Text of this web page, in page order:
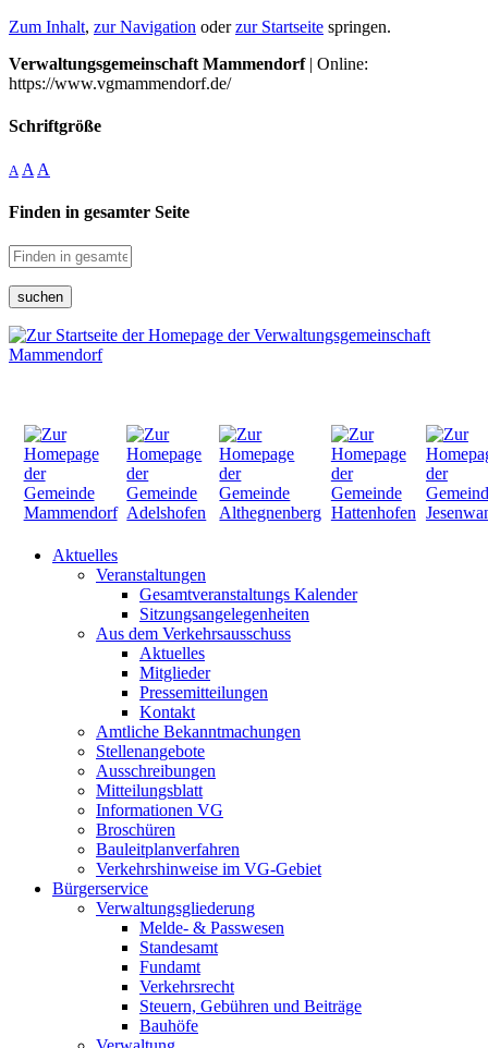
Zum Inhalt, zur Navigation oderzur Startseite springen.
Verwaltungsgemeinschaft Mammendorf| Online:
https://www.vgmammendorf.de/
Schriftgröße
A A A
Finden in gesamter Seite
suchen
Aktuelles
Veranstaltungen
Gesamtveranstaltungs Kalender
Sitzungsangelegenheiten
Aus dem Verkehrsausschuss
Aktuelles
Mitglieder
Pressemitteilungen
Kontakt
Amtliche Bekanntmachungen
Stellenangebote
Ausschreibungen
Mitteilungsblatt
Informationen VG
Broschüren
Bauleitplanverfahren
Verkehrshinweise im VG-Gebiet
Bürgerservice
Verwaltungsgliederung
Melde- & Passwesen
Standesamt
Fundamt
Verkehrsrecht
Steuern, Gebühren und Beiträge
Bauhöfe